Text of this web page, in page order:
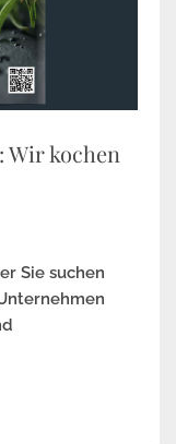
Wir kochen
Sie suchen